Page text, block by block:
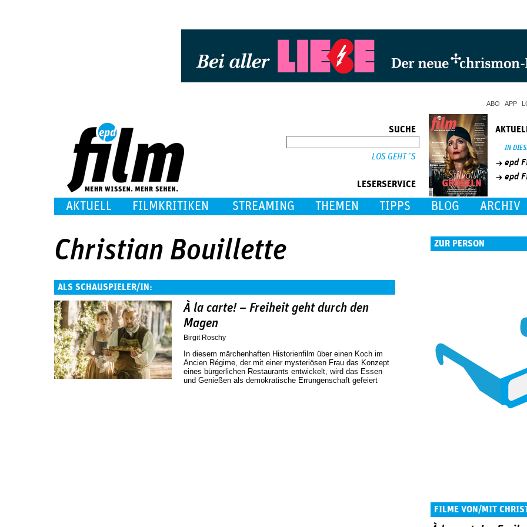
ABO APP
SUCHE
LESERSERVICE
IN
epd
epd
AKTUELL FILMKRITIKEN STREAMING THEMEN TIPPS BLOG ARCHIV
Christian Bouillette
ALS SCHAUSPIELER/IN:
À la carte! – Freiheit geht durch den
Magen
Birgit Roschy
In diesem märchenhaften Historienfilm über einen Koch im
Ancien Régime, der mit einer mysteriösen Frau das Konzept
eines bürgerlichen Restaurants entwickelt, wird das Essen
und Genießen als demokratische Errungenschaft gefeiert
ZUR PERSON
FILME VON/MIT
BOUILLETTE